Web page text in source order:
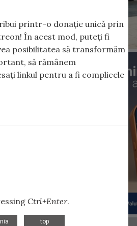
printr-o donație unică prin
În acest mod, puteți fi
posibilitatea să transformăm
să rămânem
linkul pentru a fi complicele
Ctrl+Enter.
top